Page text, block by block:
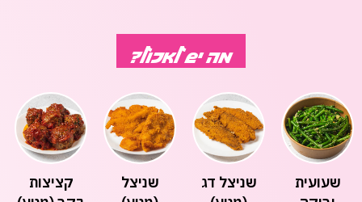
מה יש לאכול?
קציצות
שניצל
שניצל דג
שעועית